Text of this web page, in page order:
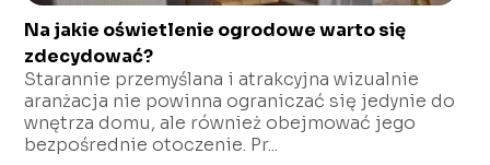
Na jakie oświetlenie ogrodowe warto się
zdecydować?
Starannie przemyślana i atrakcyjna wizualnie
aranżacja nie powinna ograniczać się jedynie do
wnętrza domu, ale również obejmować jego
bezpośrednie otoczenie. Pr...